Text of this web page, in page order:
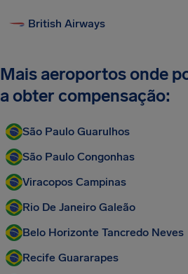
British Airways
Mais aeroportos onde
a obter compensação:
São Paulo Guarulhos
São Paulo Congonhas
Viracopos Campinas
Rio De Janeiro Galeão
Belo Horizonte Tancredo Neves
Recife Guararapes